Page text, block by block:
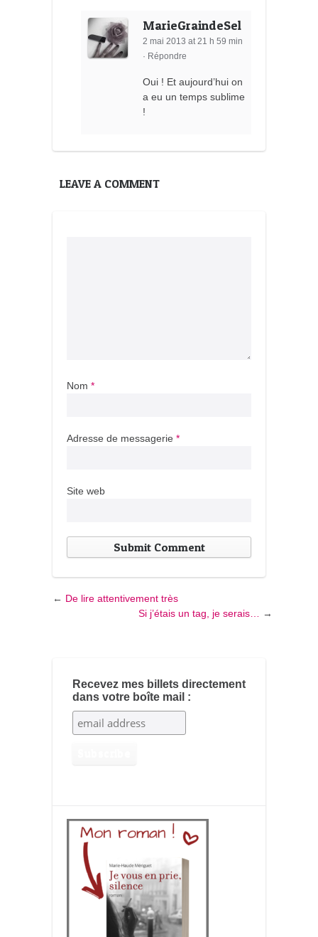
MarieGraindeSel
2 mai 2013 at 21 h 59 min
· Répondre
Oui ! Et aujourd’hui on
a eu un temps sublime
!
LEAVE A COMMENT
Nom *
Adresse de messagerie *
Site web
← De lire attentivement très
Si j’étais un tag, je serais…
→
Recevez mes billets directement
dans votre boîte mail :